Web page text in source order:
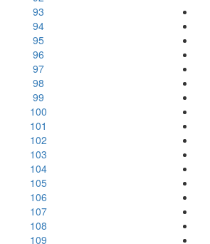
93
94
95
96
97
98
99
100
101
102
103
104
105
106
107
108
109